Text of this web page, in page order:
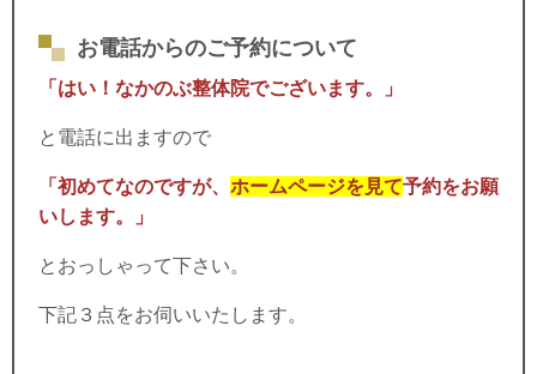
お電話からのご予約について
「はい！なかのぶ整体院でございます。」
と電話に出ますので
「初めてなのですが、 ホームページを見て予約をお願
いします。」
とおっしゃって下さい。
下記３点をお伺いいたします。